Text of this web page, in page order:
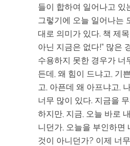
들이 합하여 일어나고 있
그렇기에 오늘 일어나는
대로 의미가 있다. 책 제
아닌 지금은 없다!” 많은
수용하지 못한 경우가 너
든데, 왜 힘이 드냐고, 기
고, 아픈데 왜 아프냐고,
너무 많이 있다. 지금을
하지만, 지금, 오늘 바로
니던가, 오늘을 부인하면
것이 아니던가? 이제 너